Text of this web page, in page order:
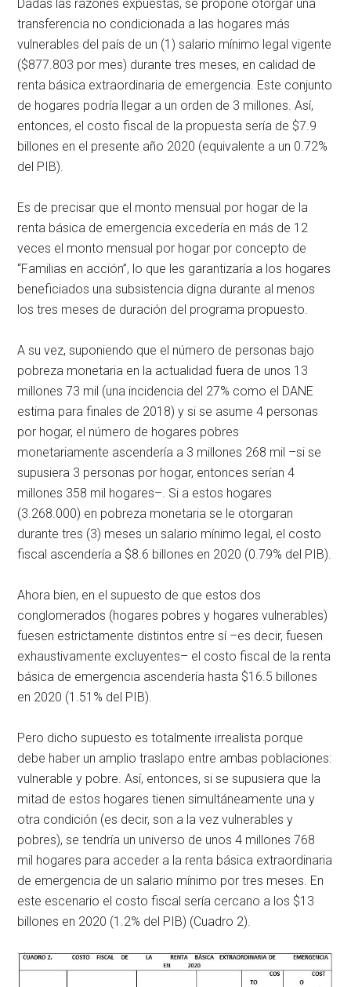
Dadas las razones expuestas, se propone otorgar una
transferencia no condicionada a las hogares más
vulnerables del país de un (1) salario mínimo legal vigente
($877.803 por mes) durante tres meses, en calidad de
renta básica extraordinaria de emergencia. Este conjunto
de hogares podría llegar a un orden de 3 millones. Así,
entonces, el costo fiscal de la propuesta sería de $7.9
billones en el presente año 2020 (equivalente a un 0.72%
del PIB).
Es de precisar que el monto mensual por hogar de la
renta básica de emergencia excedería en más de 12
veces el monto mensual por hogar por concepto de
“Familias en acción”, lo que les garantizaría a los hogares
beneficiados una subsistencia digna durante al menos
los tres meses de duración del programa propuesto.
A su vez, suponiendo que el número de personas bajo
pobreza monetaria en la actualidad fuera de unos 13
millones 73 mil (una incidencia del 27% como el DANE
estima para finales de 2018) y si se asume 4 personas
por hogar, el número de hogares pobres
monetariamente ascendería a 3 millones 268 mil –si se
supusiera 3 personas por hogar, entonces serían 4
millones 358 mil hogares–. Si a estos hogares
(3.268.000) en pobreza monetaria se le otorgaran
durante tres (3) meses un salario mínimo legal, el costo
fiscal ascendería a $8.6 billones en 2020 (0.79% del PIB).
Ahora bien, en el supuesto de que estos dos
conglomerados (hogares pobres y hogares vulnerables)
fuesen estrictamente distintos entre sí –es decir, fuesen
exhaustivamente excluyentes– el costo fiscal de la renta
básica de emergencia ascendería hasta $16.5 billones
en 2020 (1.51% del PIB).
Pero dicho supuesto es totalmente irrealista porque
debe haber un amplio traslapo entre ambas poblaciones:
vulnerable y pobre. Así, entonces, si se supusiera que la
mitad de estos hogares tienen simultáneamente una y
otra condición (es decir, son a la vez vulnerables y
pobres), se tendría un universo de unos 4 millones 768
mil hogares para acceder a la renta básica extraordinaria
de emergencia de un salario mínimo por tres meses. En
este escenario el costo fiscal sería cercano a los $13
billones en 2020 (1.2% del PIB) (Cuadro 2).